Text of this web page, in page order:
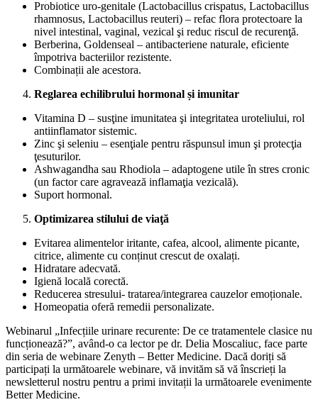
Probiotice uro-genitale (Lactobacillus crispatus, Lactobacillus
rhamnosus, Lactobacillus reuteri) – refac flora protectoare la
nivel intestinal, vaginal, vezical şi reduc riscul de recurenţă.
Berberina, Goldenseal – antibacteriene naturale, eficiente
împotriva bacteriilor rezistente.
Combinații ale acestora.
Reglarea echilibrului hormonal și imunitar
Vitamina D – susţine imunitatea şi integritatea uroteliului, rol
antiinflamator sistemic.
Zinc şi seleniu – esenţiale pentru răspunsul imun şi protecţia
ţesuturilor.
Ashwagandha sau Rhodiola – adaptogene utile în stres cronic
(un factor care agravează inflamaţia vezicală).
Suport hormonal.
Optimizarea stilului de viaţă
Evitarea alimentelor iritante, cafea, alcool, alimente picante,
citrice, alimente cu conținut crescut de oxalați.
Hidratare adecvată.
Igienă locală corectă.
Reducerea stresului- tratarea/integrarea cauzelor emoționale.
Homeopatia oferă remedii personalizate.
Webinarul „Infecțiile urinare recurente: De ce tratamentele clasice nu
funcționează?”, având-o ca lector pe dr. Delia Moscaliuc, face parte
din seria de webinare Zenyth – Better Medicine. Dacă doriți să
participați la următoarele webinare, vă invităm să vă înscrieți la
newsletterul nostru pentru a primi invitații la următoarele evenimente
Better Medicine.